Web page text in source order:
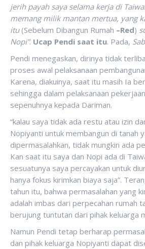
jerih payah saya selama kerja di
memang milik mantan mertua, yang
itu(Sebelum Dibangun Rumah –Red)
Nopi”. Ucap Pendi saat itu. Pada,
Pendi menegaskan, dirinya tidak
proses awal pelaksanaan
Karena, diakuinya, saat itu masih Ia
sehingga dalam pelaksanaan
sepenuhnya kepada Dariman.
“kalau saya tidak ada restu atau izin
Nopiyanti untuk membangun di tanah
dipermasalahkan, tidak mungkin ada
Kan saat itu saya dan Nopi ada di
sesuatunya saya percayakan untuk
hanya fokus kirimkan biaya saja”.
tahun itu, bahwa permasalahan yang
adalah imbas dari perpecahan rumah
berujung tuntutan dari pihak keluarga
Namun Pendi tetap berharap
dan pihak keluarga Nopiyanti dapat